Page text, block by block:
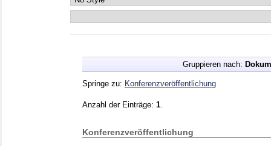
Gruppieren nach:
Springe zu: Konferenzveröffentlichung
Anzahl der Einträge: 1
Konferenzveröffentlichung